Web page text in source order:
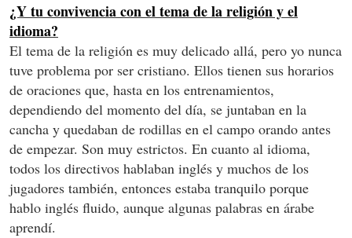
¿Y tu convivencia con el tema de la religión y el
idioma?
El tema de la religión es muy delicado allá, pero yo nunca
tuve problema por ser cristiano. Ellos tienen sus horarios
de oraciones que, hasta en los entrenamientos,
dependiendo del momento del día, se juntaban en la
cancha y quedaban de rodillas en el campo orando antes
de empezar. Son muy estrictos. En cuanto al idioma,
todos los directivos hablaban inglés y muchos de los
jugadores también, entonces estaba tranquilo porque
hablo inglés fluido, aunque algunas palabras en árabe
aprendí.